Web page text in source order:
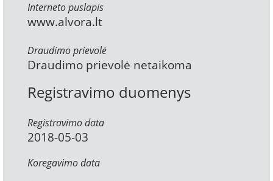
Interneto puslapis
www.alvora.lt
Draudimo prievolė
Draudimo prievolė netaikoma
Registravimo duomenys
Registravimo data
2018-05-03
Koregavimo data